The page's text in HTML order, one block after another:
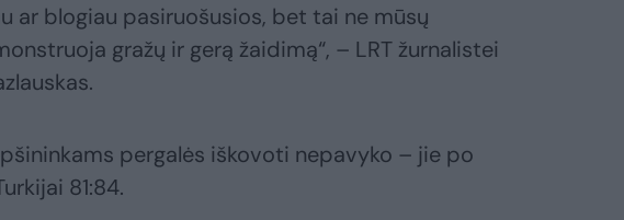
ar blogiau pasiruošusios, bet tai ne mūsų
gražų ir gerą žaidimą“, – LRT žurnalistei
pergalės iškovoti nepavyko – jie po
81:84.